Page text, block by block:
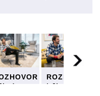
ROZHOVOR
| Jindra